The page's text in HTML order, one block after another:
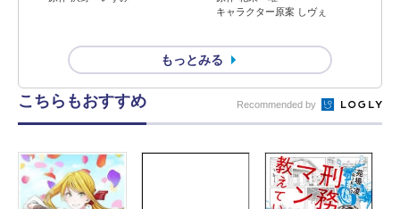
キャラクター原案 しヴぇ
もっとみる
こちらもおすすめ Recommended by